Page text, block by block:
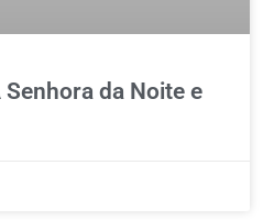
Senhora da Noite e